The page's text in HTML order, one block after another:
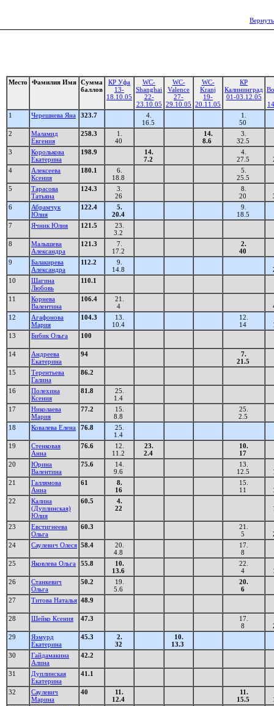
Место Фамилия Имя Сумма
баллов
КР Уфа
13-
18.10.05
WC-
Shanghai
22-
23.10.05
WC-
Valence
27-
29.10.05
WC-
Kranj
19-
20.11.05
КР
Калининград
01-03.12.05
1
Черешнева Яна 323.7
4.
16.5
1.
50
2
Маламид
Евгения
258.3
1.
40
14.
8.6
3.
32.5
3
Королькова
Екатерина
198.9
14.
7.2
4.
27.5
4
Алексеева
Ксения
180.1
6.
18.8
5.
25.5
5
Тарасова
Татьяна
124.3
3.
26
8.
20
6
Абрамчук
Юлия
122.4
5.
20.4
9.
18.5
7
Ячник Юлия 121.5
23.
3.2
8
Малышева
Александра
121.3
7.
17.2
2.
40
9
Балакирева
Александра
112.2
9.
14.8
10
Шагина
Любовь
110.1
11
Корнева
Валентина
106.4
21.
4
12
Агафонова
Мария
104.3
13.
10.4
12.
14
13
Бибик Ольга 100
14
Андреева
Екатерина
94
7.
21.5
15
Терентьева
Галина
86.2
16
Полехина
Ксения
81.8
25.
1.4
17
Николаева
Мария
77.2
15.
8.8
25.
2.5
18
Ковалева Елена 76.8
25.
1.4
19
Стенковая
Анна
76.6
12.
11.2
23.
2.4
10.
17
20
Юрина
Валентина
75.6
14.
9.6
13.
12.5
21
Галлямова
Анна
61
8.
16
15.
11
22
Калина
(Дуплинская)
Юлия
60.5
4.
22
23
Евстигнеева
Ольга
60.3
21.
5
24
Саулевич Олеся 58.4
20.
4.8
17.
8
25
Яковлева Ольга 55.8
10.
13.6
22.
4
26
Станкевич
Ольга
50.2
19.
5.6
20.
6
27
Титова Наталья 48.9
28 Шейко Ксения 47.3
17.
8
29
Яэмурд
Екатерина
45.3
2.
32
10.
13.3
30
Гайдамакина
Алина
42.2
31
Дуплинская
Екатерина
41.1
32
Саулевич
Марина
40
11.
12.4
11.
15.5